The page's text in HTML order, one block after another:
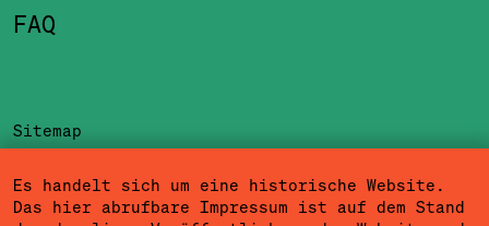
FAQ
Sitemap
Datenschutzerklärung
Es handelt sich um eine historische Website.
Das hier abrufbare Impressum ist auf dem Stand